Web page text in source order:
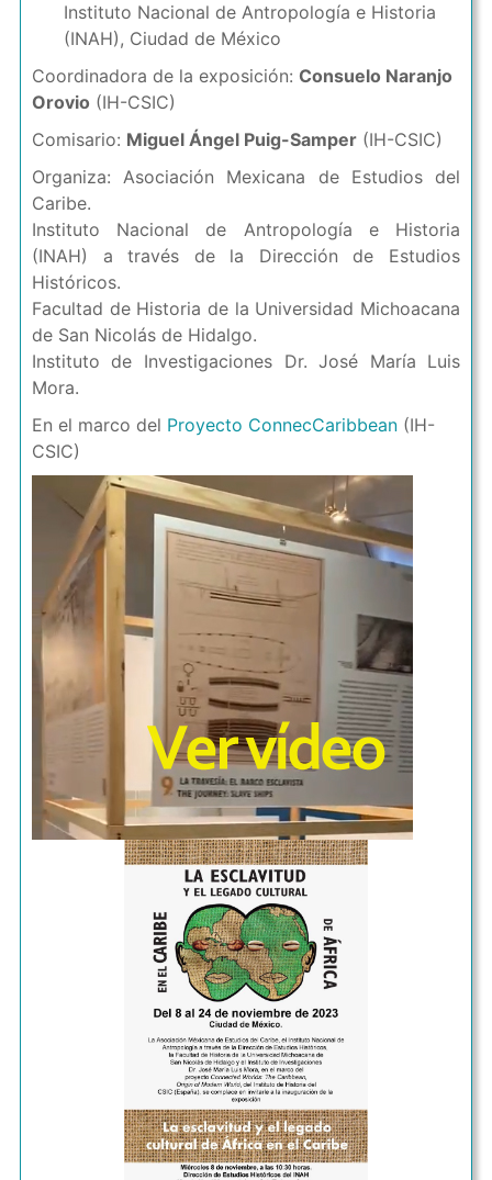
Instituto Nacional de Antropología e Historia
(INAH), Ciudad de México
Coordinadora de la exposición: Consuelo Naranjo
Orovio (IH-CSIC)
Comisario: Miguel Ángel Puig-Samper(IH-CSIC)
Organiza: Asociación Mexicana de Estudios del
Caribe.
Instituto Nacional de Antropología e Historia
(INAH) a través de la Dirección de Estudios
Históricos.
Facultad de Historia de la Universidad Michoacana
de San Nicolás de Hidalgo.
Instituto de Investigaciones Dr. José María Luis
Mora.
En el marco del Proyecto ConnecCaribbean(IH-
CSIC)